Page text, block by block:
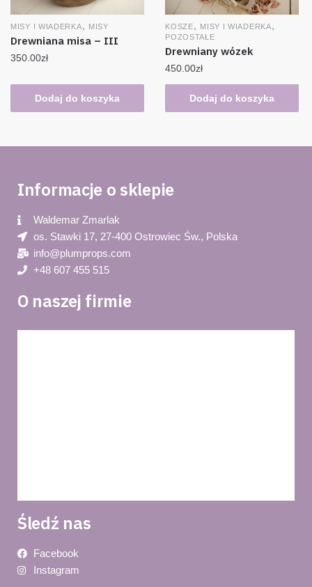
MISY I WIADERKA, MISY
Drewniana misa – III
350.00zł
Dodaj do koszyka
KOSZE, MISY I WIADERKA,
POZOSTAŁE
Drewniany wózek
450.00zł
Dodaj do koszyka
Informacje o sklepie
Waldemar Zmarlak​
os. Stawki 17, 27-400 Ostrowiec Św., Polska
info@plumprops.com
+48 607 455 515
O naszej firmie
Śledź nas
Facebook
Instagram